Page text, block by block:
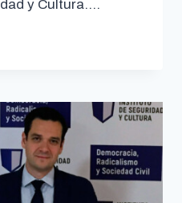
y Cultura….